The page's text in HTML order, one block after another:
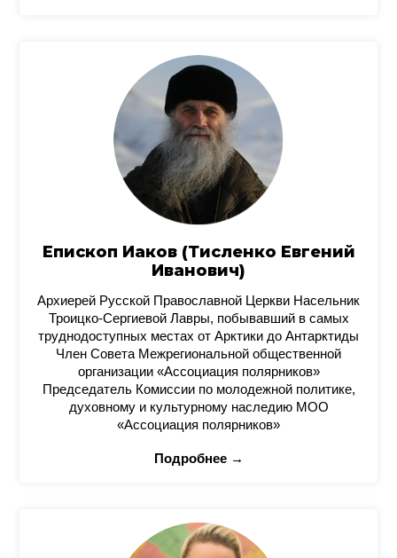
Епископ Иаков (Тисленко Евгений
Иванович)
Архиерей Русской Православной Церкви Насельник
Троицко-Сергиевой Лавры, побывавший в самых
труднодоступных местах от Арктики до Антарктиды
Член Совета Межрегиональной общественной
организации «Ассоциация полярников»
Председатель Комиссии по молодежной политике,
духовному и культурному наследию МОО
«Ассоциация полярников»
Подробнее →